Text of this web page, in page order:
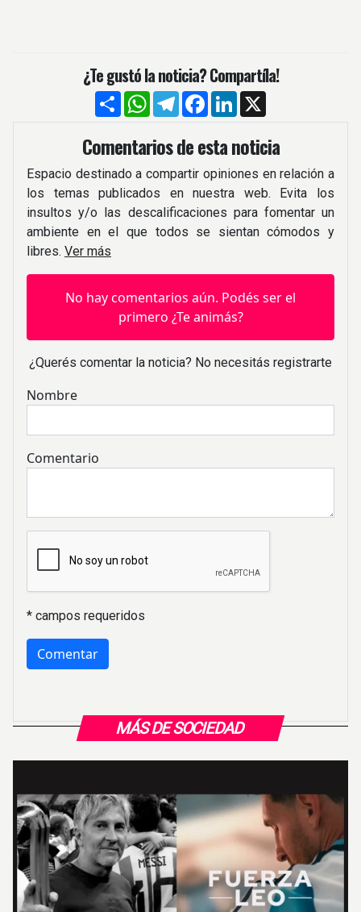
MÁS DE SOCIEDAD
¿Te gustó la noticia? Compartíla!
CompartirWhatsApp
TelegramFacebook
LinkedIn
Comentarios de esta noticia
Espacio destinado a compartir opiniones en relación a
los temas publicados en nuestra web. Evita los
insultos y/o las descalificaciones para fomentar un
ambiente en el que todos se sientan cómodos y
libres. Ver más
No hay comentarios aún. Podés ser el
primero ¿Te animás?
¿Querés comentar la noticia? No necesitás registrarte
Nombre
Comentario
* campos requeridos